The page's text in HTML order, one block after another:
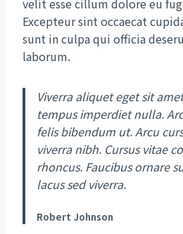
velit esse cillum dolore eu
Excepteur sint occaecat
sunt in culpa qui officia
laborum.
Viverra aliquet eget sit
tempus imperdiet nulla.
felis bibendum ut. Arcu
viverra nibh. Cursus vitae
rhoncus. Faucibus ornare
lacus sed viverra.
Robert Johnson